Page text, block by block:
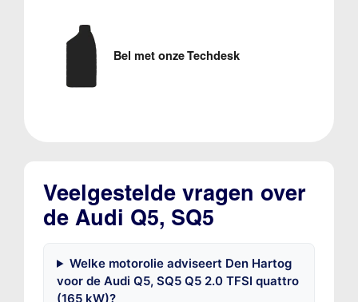
Bel met onze Techdesk
Veelgestelde vragen over
de Audi Q5, SQ5
Welke motorolie adviseert Den Hartog
voor de Audi Q5, SQ5 Q5 2.0 TFSI quattro
(165 kW)?